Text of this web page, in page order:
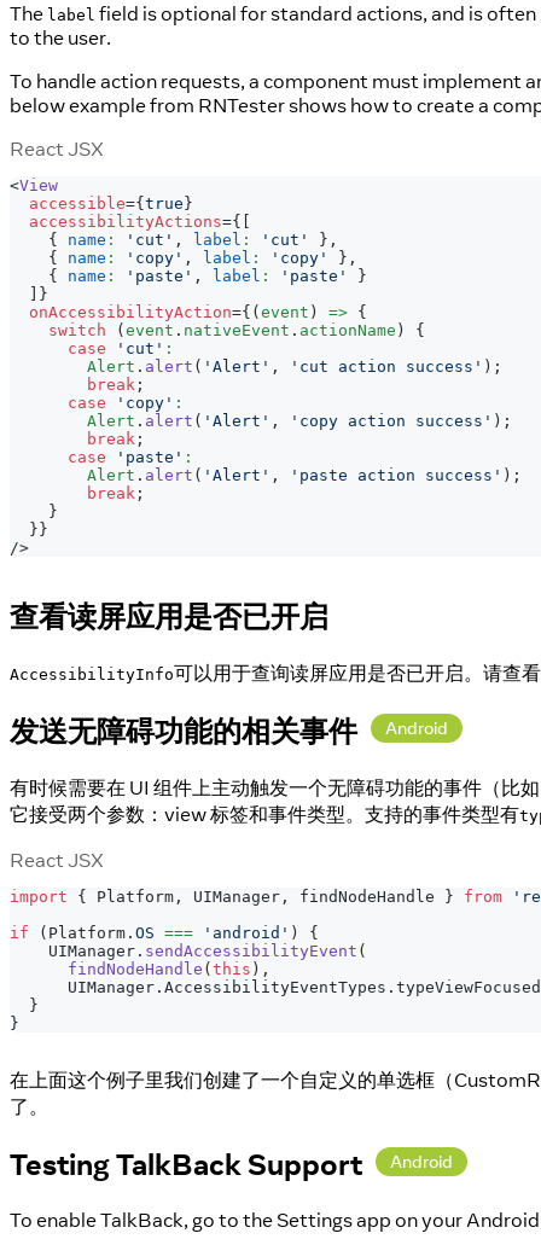
The label field is optional for standard actions, and is
to the user.
To handle action requests, a component must implement
below example from RNTester shows how to create a
React JSX
<View
accessible={ true }
accessibilityActions={
{
name : 'cut' , label : 'cut' } ,
{
name : 'copy' , label : 'copy' } ,
{
name : 'paste' , label : 'paste'
}
}
onAccessibilityAction={ ( event ) => {
switch
( event . nativeEvent . actionName )
{
case
'cut' :
Alert . alert ( 'Alert' , 'cut action success' ) ;
break ;
case
'copy' :
Alert . alert ( 'Alert' , 'copy action success' ) ;
break ;
case
'paste' :
Alert . alert ( 'Alert' , 'paste action success' ) ;
break ;
}
} }
/>
查看读屏应用是否已开启
AccessibilityInfo可以用于查询读屏应用是否已开启。请查看
发送无障碍功能的相关事件 Android
有时候需要在 UI 组件上主动触发一个无障碍功能的事件（比
它接受两个参数：view 标签和事件类型。支持的事件类型有
React JSX
import { Platform , UIManager , findNodeHandle } from
if
( Platform . OS === 'android' )
{
UIManager . sendAccessibilityEvent (
findNodeHandle ( this ) ,
UIManager . AccessibilityEventTypes . typeViewFocused
}
}
在上面这个例子里我们创建了一个自定义的单选框（
了。
Testing TalkBack Support Android
To enable TalkBack, go to the Settings app on your